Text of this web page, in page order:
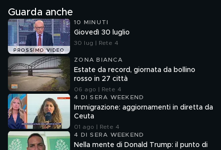
Guarda anche
PROSSIMO VIDEO
10 MINUTI
Giovedì 30 luglio
30 lug | Rete 4
ZONA BIANCA
Estate da record, giornata da bollino
rosso in 27 città
06 ago | Rete 4
4 DI SERA WEEKEND
Immigrazione: aggiornamenti in diretta da
Ceuta
01 ago | Rete 4
4 DI SERA WEEKEND
Nella mente di Donald Trump: il punto di